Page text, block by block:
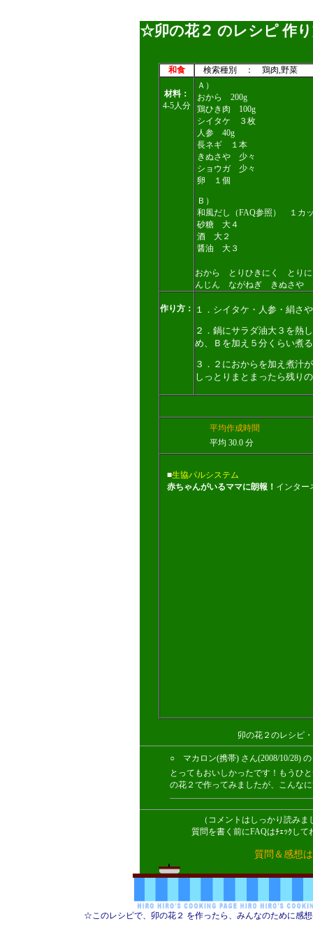
☆卯の花２ のレシピ 作
和食 検索種別 ： 鶏肉,野菜
材料：
4-5人分
Ａ）
おから 200g
鶏ひき肉 100g
シイタケ ３枚
人参 40g
長ネギ １本
きぬさや 少々
ショウガ 少々
卵 １個
Ｂ）
和風だし（FAQ参照） １カ
砂糖 大４
酒 大２
醤油 大３
おから とりひきにく とり
んじん ながねぎ きぬさや
作り方：
１．シイタケ・人参・絹さ
２．鍋にサラダ油大３を熱
め、Ｂを加え５分くらい煮
３．２におからを加え煮汁
しっとりまとまったら残り
平均作成時間
平均 30.0 分
■生協パルシステム
赤ちゃんがいるママに朗報！ インター
卯の花２のレシピ
○ マカロン(携帯) さん(2008/10/28)
とってもおいしかったです！もうひ
の花２で作ってみましたが、こんな
（コメントはしっかり読み
質問を書く前にFAQはﾁｪｯｸし
質問＆感想
☆このレシピで、卯の花２ を作ったら、みんなのために感